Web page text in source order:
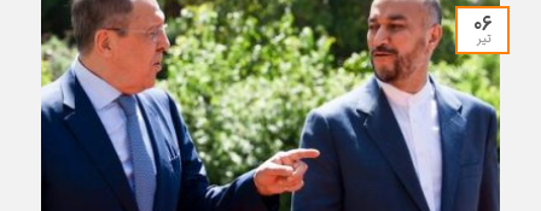
۰۶
تیر